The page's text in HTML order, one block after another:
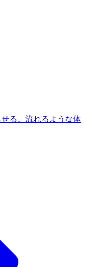
る。流れるような体